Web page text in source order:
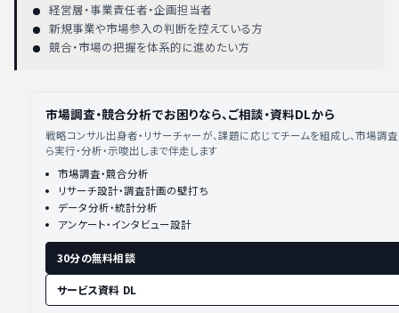
経営層・事業責任者・企画担当者
新規事業や市場参入の判断を控えている方
競合・市場の把握を体系的に進めたい方
市場調査・競合分析でお困りなら、ご相談・資料DLから
戦略コンサル出身者・リサーチャーが、課題に応じてチームを組成し、市場調
ら実行・分析・示唆出しまで伴走します
市場調査・競合分析
リサーチ設計・調査計画の壁打ち
データ分析・統計分析
アンケート・インタビュー設計
30分の無料相談
サービス資料 DL